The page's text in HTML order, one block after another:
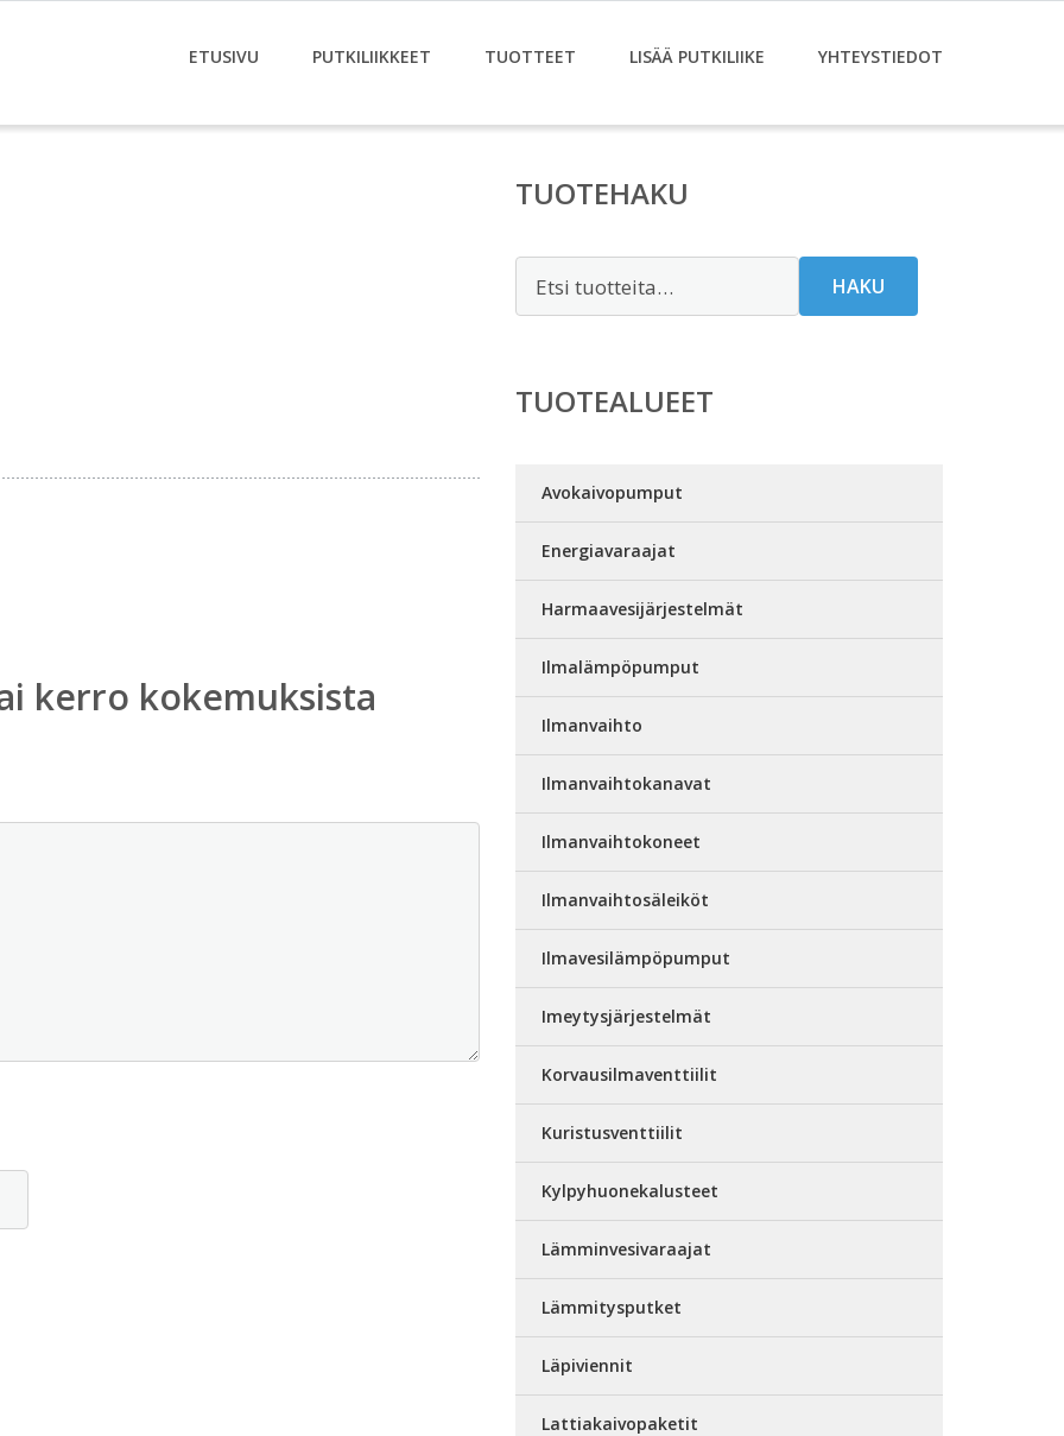
ETUSIVU PUTKILIIKKEET TUOTTEET LISÄÄ PUTKILIIKE YHTEYSTIEDOT
kerro kokemuksista
TUOTEHAKU
HAKU
TUOTEALUEET
Avokaivopumput
Energiavaraajat
Harmaavesijärjestelmät
Ilmalämpöpumput
Ilmanvaihto
Ilmanvaihtokanavat
Ilmanvaihtokoneet
Ilmanvaihtosäleiköt
Ilmavesilämpöpumput
Imeytysjärjestelmät
Korvausilmaventtiilit
Kuristusventtiilit
Kylpyhuonekalusteet
Lämminvesivaraajat
Lämmitysputket
Läpiviennit
Lattiakaivopaketit